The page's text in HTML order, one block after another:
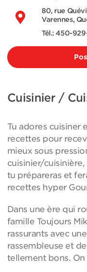
Cuisinier /
Tu adores cuisiner
recettes pour
mieux sous
cuisinier/cuisinière,
tu prépareras et
recettes hyper
Dans une ère qui
famille Toujours
rassurants avec
rassembleuse et
tellement bons.
80, rue
Varennes,
Tél.: 450-